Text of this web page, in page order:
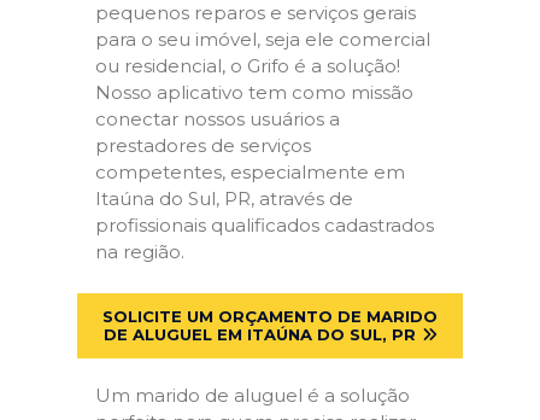
pequenos reparos e serviços gerais
para o seu imóvel, seja ele comercial
ou residencial, o Grifo é a solução!
Nosso aplicativo tem como missão
conectar nossos usuários a
prestadores de serviços
competentes, especialmente em
Itaúna do Sul, PR, através de
profissionais qualificados cadastrados
na região.
SOLICITE UM ORÇAMENTO DE MARIDO
DE ALUGUEL EM ITAÚNA DO SUL, PR
Um marido de aluguel é a solução